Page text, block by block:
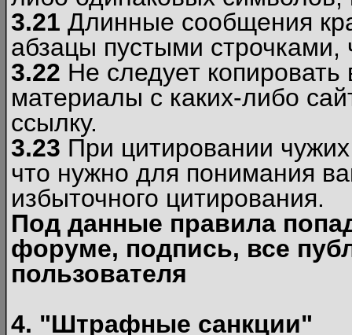
3.21 Длинные сообщения
абзацы пустыми
3.22 Не следует
материалы c каких-либо
ссылку.
3.23 При цитировании
что нужно для понимания
избыточного цитирования.
Под данные правила
форуме, подпись, все
пользователя
4. "Штрафные санкции"